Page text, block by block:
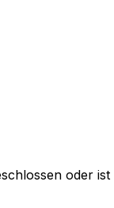
oder ist